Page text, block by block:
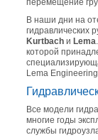
перемещение
В наши дни на
гидравлических
Kurtbach и Lema
которой
Lema
Все модели
многие годы
службы